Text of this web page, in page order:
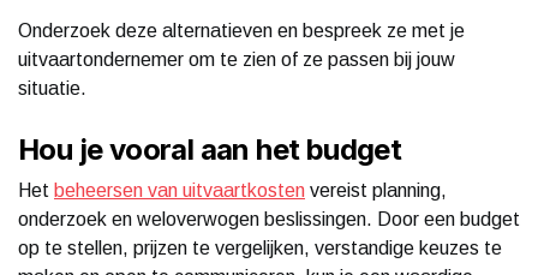
Onderzoek deze alternatieven en bespreek ze met je
uitvaartondernemer om te zien of ze passen bij jouw
situatie.
Hou je vooral aan het budget
Het beheersen van uitvaartkosten vereist planning,
onderzoek en weloverwogen beslissingen. Door een budget
op te stellen, prijzen te vergelijken, verstandige keuzes te